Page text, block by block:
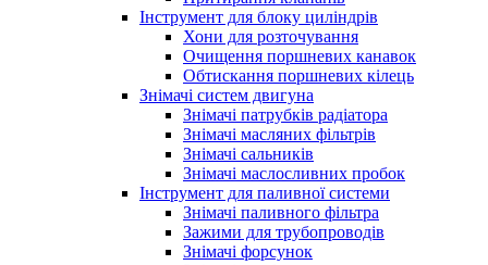
Інструмент для блоку циліндрів
Хони для розточування
Очищення поршневих канавок
Обтискання поршневих кілець
Знімачі систем двигуна
Знімачі патрубків радіатора
Знімачі масляних фільтрів
Знімачі сальників
Знімачі маслосливних пробок
Інструмент для паливної системи
Знімачі паливного фільтра
Зажими для трубопроводів
Знімачі форсунок